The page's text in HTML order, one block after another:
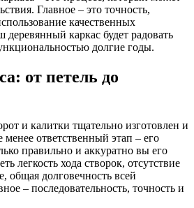
Главное – это точность,
качественных
деревянный каркас будет радовать
долгие годы.
от петель до
и калитки тщательно изготовлен и
менее ответственный этап – его
правильно и аккуратно вы его
легкость хода створок, отсутствие
общая долговечность всей
– последовательность, точность и